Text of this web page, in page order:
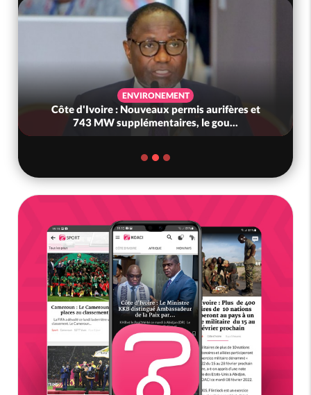
ENVIRONEMENT
Côte d'Ivoire : Nouveaux permis aurifères et
743 MW supplémentaires, le gou...